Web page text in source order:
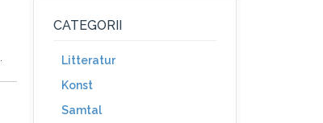
CATEGORII
Litteratur
Konst
Samtal